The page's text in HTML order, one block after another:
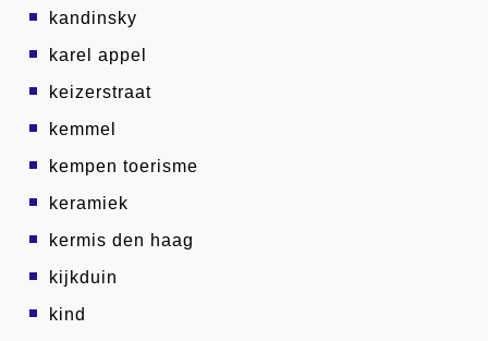
kandinsky
karel appel
keizerstraat
kemmel
kempen toerisme
keramiek
kermis den haag
kijkduin
kind